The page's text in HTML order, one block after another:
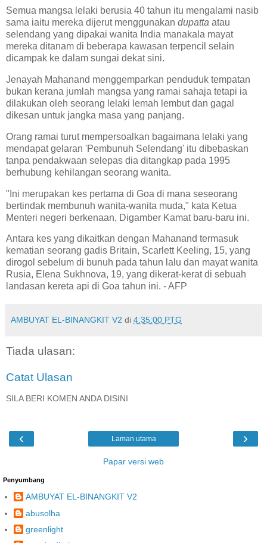
Semua mangsa lelaki berusia 40 tahun itu mengalami nasib
sama iaitu mereka dijerut menggunakan dupatta atau
selendang yang dipakai wanita India manakala mayat
mereka ditanam di beberapa kawasan terpencil selain
dicampak ke dalam sungai dekat sini.
Jenayah Mahanand menggemparkan penduduk tempatan
bukan kerana jumlah mangsa yang ramai sahaja tetapi ia
dilakukan oleh seorang lelaki lemah lembut dan gagal
dikesan untuk jangka masa yang panjang.
Orang ramai turut mempersoalkan bagaimana lelaki yang
mendapat gelaran 'Pembunuh Selendang' itu dibebaskan
tanpa pendakwaan selepas dia ditangkap pada 1995
berhubung kehilangan seorang wanita.
"Ini merupakan kes pertama di Goa di mana seseorang
bertindak membunuh wanita-wanita muda," kata Ketua
Menteri negeri berkenaan, Digamber Kamat baru-baru ini.
Antara kes yang dikaitkan dengan Mahanand termasuk
kematian seorang gadis Britain, Scarlett Keeling, 15, yang
dirogol sebelum di bunuh pada tahun lalu dan mayat wanita
Rusia, Elena Sukhnova, 19, yang dikerat-kerat di sebuah
landasan kereta api di Goa tahun ini. - AFP
AMBUYAT EL-BINANGKIT V2 di 4:35:00 PTG
Tiada ulasan:
Catat Ulasan
SILA BERI KOMEN ANDA DISINI
‹ ›
Laman utama
Papar versi web
Penyumbang
AMBUYAT EL-BINANGKIT V2
abusolha
greenlight